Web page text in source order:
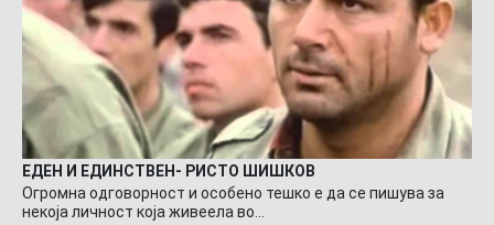
ЕДЕН И ЕДИНСТВЕН- РИСТО ШИШКОВ
Огромна одговорност и особено тешко е да се пишува за
некоја личност која живеела во…